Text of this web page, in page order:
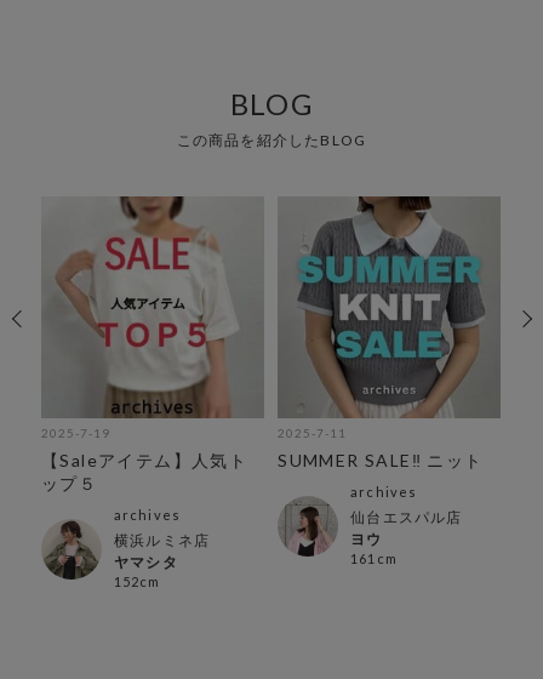
BLOG
この商品を紹介したBLOG
2025-7-19
【Saleアイテム】人気ト
ップ５
archives
横浜ルミネ店
ヤマシタ
152cm
2025-7-11
SUMMER SALE‼︎ ニット
archives
仙台エスパル店
ヨウ
161cm